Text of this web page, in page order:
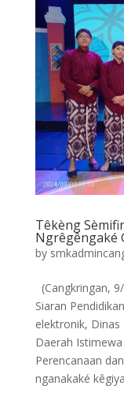
Têkèng
Ngrêgêngaké
by
(Cangkringan,
Siaran
elektronik, Dinas
Daerah
Perencanaan
nganakaké